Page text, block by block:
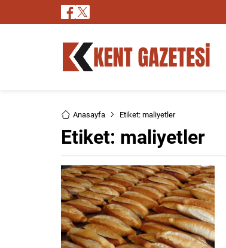
Anasayfa Etiket: maliyetler
Etiket: maliyetler